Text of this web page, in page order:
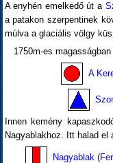
A enyhén emelkedő út a
a patakon szerpentinek
múlva a glaciális völgy
1750m-es
A
Innen kemény
Nagyablakhoz. Itt halad el
Nagyablak